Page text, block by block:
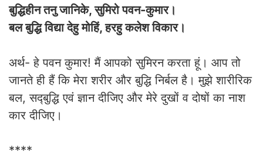
बुद्धिहीन तनु जानिके, सुमिरो पवन-कुमार।
बल बुद्धि विद्या देहु मोहिं, हरहु कलेश विकार।
अर्थ- हे पवन कुमार! मैं आपको सुमिरन करता हूं। आप तो
जानते ही हैं कि मेरा शरीर और बुद्धि निर्बल है। मुझे शारीरिक
बल, सद्‍बुद्धि एवं ज्ञान दीजिए और मेरे दुखों व दोषों का नाश
कार दीजिए।
****